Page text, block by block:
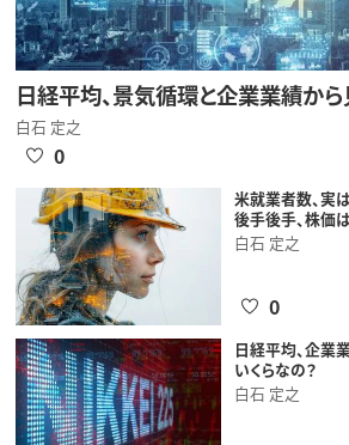
日経平均、景気循環と企業業績か
白石 定之
0
米就業者数、実
後手後手、株価
白石 定之
0
日経平均、企業
いくらなの？
白石 定之